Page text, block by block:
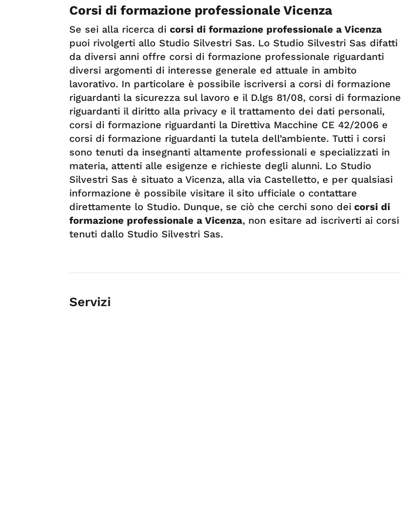
Corsi di formazione professionale Vicenza
Se sei alla ricerca di corsi di formazione professionale a Vicenza
puoi rivolgerti allo Studio Silvestri Sas. Lo Studio Silvestri Sas difatti
da diversi anni offre corsi di formazione professionale riguardanti
diversi argomenti di interesse generale ed attuale in ambito
lavorativo. In particolare è possibile iscriversi a corsi di formazione
riguardanti la sicurezza sul lavoro e il D.lgs 81/08, corsi di formazione
riguardanti il diritto alla privacy e il trattamento dei dati personali,
corsi di formazione riguardanti la Direttiva Macchine CE 42/2006 e
corsi di formazione riguardanti la tutela dell’ambiente. Tutti i corsi
sono tenuti da insegnanti altamente professionali e specializzati in
materia, attenti alle esigenze e richieste degli alunni. Lo Studio
Silvestri Sas è situato a Vicenza, alla via Castelletto, e per qualsiasi
informazione è possibile visitare il sito ufficiale o contattare
direttamente lo Studio. Dunque, se ciò che cerchi sono dei corsi di
formazione professionale a Vicenza, non esitare ad iscriverti ai corsi
tenuti dallo Studio Silvestri Sas.
Servizi